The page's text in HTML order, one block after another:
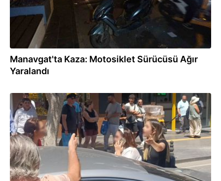
Manavgat'ta Kaza: Motosiklet Sürücüsü Ağır
Yaralandı
31.07.2026